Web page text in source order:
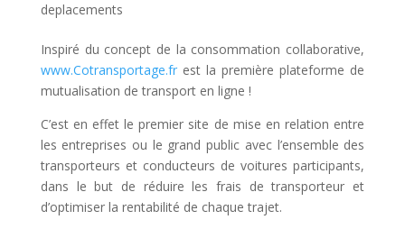
deplacements
Inspiré du concept de la consommation collaborative,
www.Cotransportage.frest la première plateforme de
mutualisation de transport en ligne !
C’est en effet le premier site de mise en relation entre
les entreprises ou le grand public avec l’ensemble des
transporteurs et conducteurs de voitures participants,
dans le but de réduire les frais de transporteur et
d’optimiser la rentabilité de chaque trajet.